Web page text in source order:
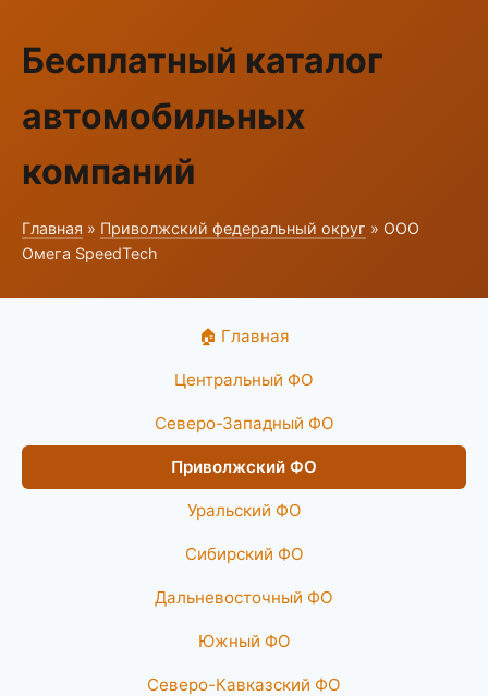
Бесплатный каталог
автомобильных
компаний
Главная » Приволжский федеральный округ » ООО
Омега SpeedTech
🏠 Главная
Центральный ФО
Северо-Западный ФО
Приволжский ФО
Уральский ФО
Сибирский ФО
Дальневосточный ФО
Южный ФО
Северо-Кавказский ФО